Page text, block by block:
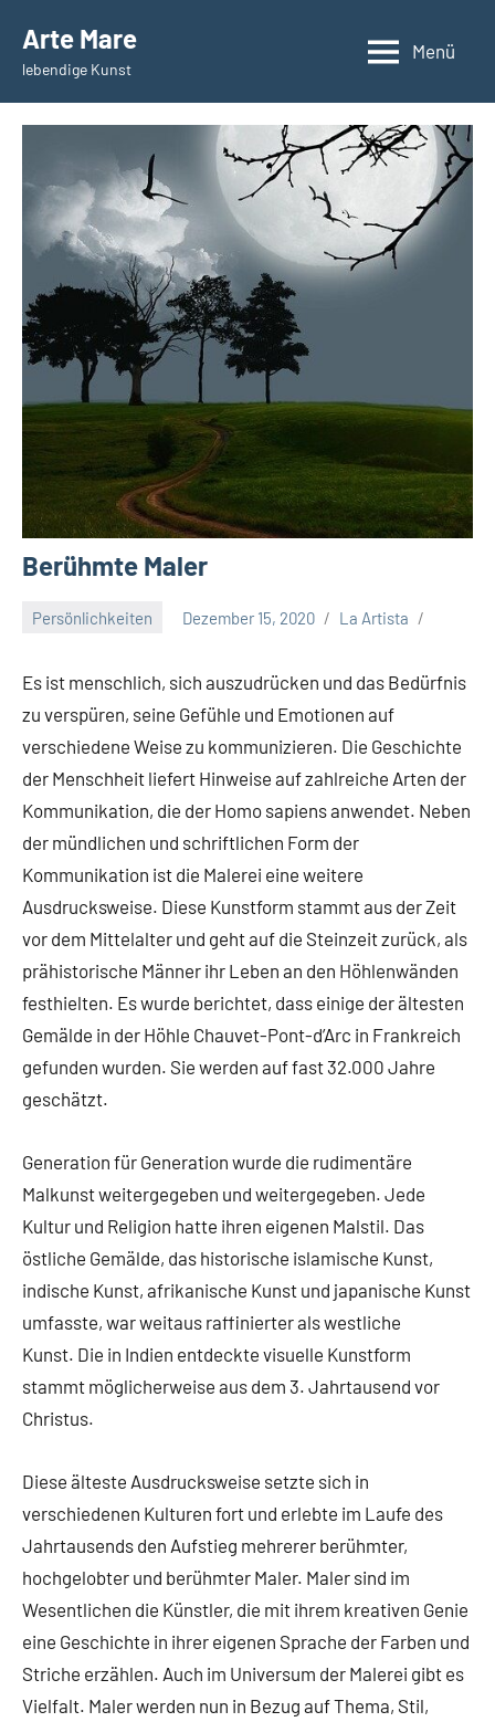
Inhalt
springen
Arte Mare
lebendige Kunst
Menü
Berühmte Maler
Persönlichkeiten Dezember 15, 2020 La Artista
Es ist menschlich, sich auszudrücken und das Bedürfnis
zu verspüren, seine Gefühle und Emotionen auf
verschiedene Weise zu kommunizieren. Die Geschichte
der Menschheit liefert Hinweise auf zahlreiche Arten der
Kommunikation, die der Homo sapiens anwendet. Neben
der mündlichen und schriftlichen Form der
Kommunikation ist die Malerei eine weitere
Ausdrucksweise. Diese Kunstform stammt aus der Zeit
vor dem Mittelalter und geht auf die Steinzeit zurück, als
prähistorische Männer ihr Leben an den Höhlenwänden
festhielten. Es wurde berichtet, dass einige der ältesten
Gemälde in der Höhle Chauvet-Pont-d’Arc in Frankreich
gefunden wurden. Sie werden auf fast 32.000 Jahre
geschätzt.
Generation für Generation wurde die rudimentäre
Malkunst weitergegeben und weitergegeben. Jede
Kultur und Religion hatte ihren eigenen Malstil. Das
östliche Gemälde, das historische islamische Kunst,
indische Kunst, afrikanische Kunst und japanische Kunst
umfasste, war weitaus raffinierter als westliche
Kunst. Die in Indien entdeckte visuelle Kunstform
stammt möglicherweise aus dem 3. Jahrtausend vor
Christus.
Diese älteste Ausdrucksweise setzte sich in
verschiedenen Kulturen fort und erlebte im Laufe des
Jahrtausends den Aufstieg mehrerer berühmter,
hochgelobter und berühmter Maler. Maler sind im
Wesentlichen die Künstler, die mit ihrem kreativen Genie
eine Geschichte in ihrer eigenen Sprache der Farben und
Striche erzählen. Auch im Universum der Malerei gibt es
Vielfalt. Maler werden nun in Bezug auf Thema, Stil,